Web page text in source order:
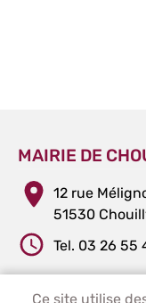
MAIRIE DE
12 rue
51530
Tel. 03 26 55
Ce site utilise